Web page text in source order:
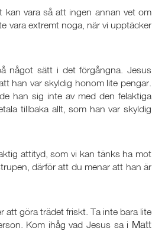
kan vara så att ingen annan vet om
vara extremt noga, när vi upptäcker
något sätt i det förgångna. Jesus
han var skyldig honom lite pengar.
han sig inte av med den felaktiga
tillbaka allt, som han var skyldig
attityd, som vi kan tänks ha mot
därför att du menar att han är
att göra trädet friskt. Ta inte bara lite
Kom ihåg vad Jesus sa i Matt